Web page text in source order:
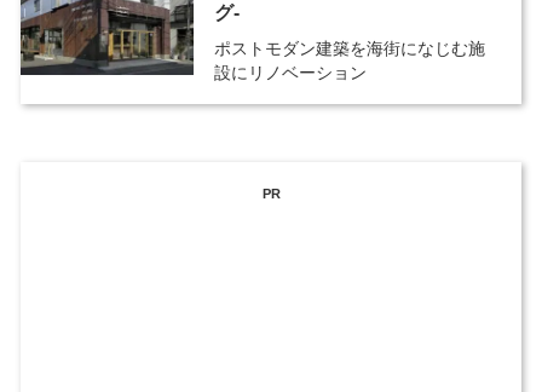
グ-
ポストモダン建築を海街になじむ施
設にリノベーション
PR